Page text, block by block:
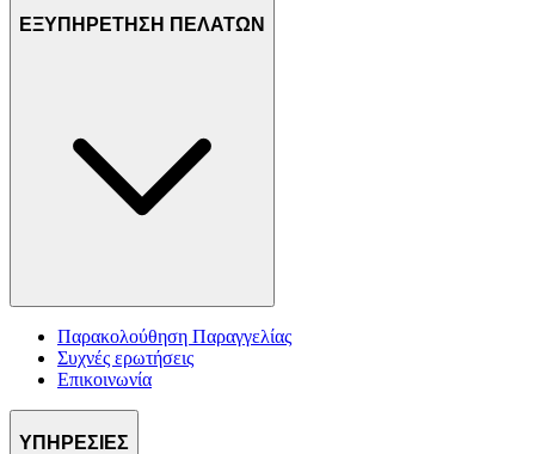
ΕΞΥΠΗΡΕΤΗΣΗ ΠΕΛΑΤΩΝ
Παρακολούθηση Παραγγελίας
Συχνές ερωτήσεις
Επικοινωνία
ΥΠΗΡΕΣΙΕΣ